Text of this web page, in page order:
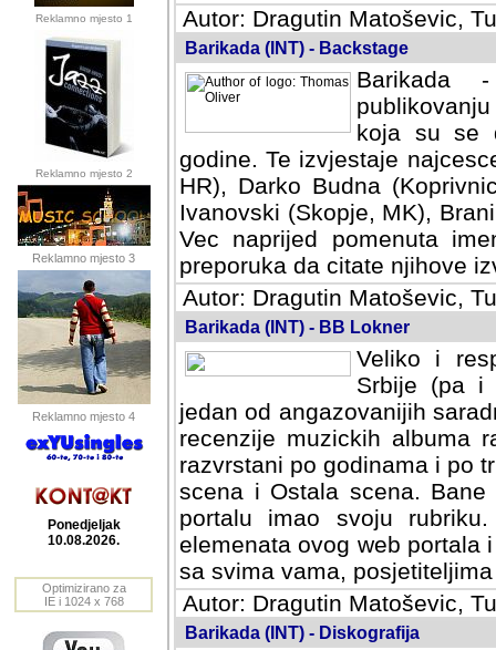
Reklamno mjesto 1
Reklamno mjesto 2
Reklamno mjesto 3
Reklamno mjesto 4
Ponedjeljak
10.08.2026.
Optimizirano za
IE i 1024 x 768
Autor: Dragutin Matoševic,
Barikada (INT) - Backstage
Barikada
koja su se
godine. Te izvjestaje
HR), Darko Budna
Ivanovski (Skopje, MK),
Vec naprijed pomenuta
preporuka da citate njihove
Autor: Dragutin Matoševic,
Barikada (INT) - BB Lokner
Veliko i
Srbije (pa i
jedan od angazovanijih
recenzije muzickih albuma
razvrstani po godinama i po
scena i Ostala scena.
portalu imao svoju
elemenata ovog web portala
sa svima vama,
Autor: Dragutin Matoševic,
Barikada (INT) - Diskografija